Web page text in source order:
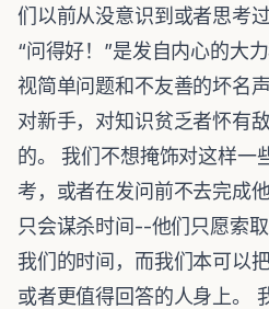
们以前从没意识到或者思考
“问得好！”是发自内心的大
视简单问题和不友善的坏名
对新手，对知识贫乏者怀有
的。 我们不想掩饰对这样一
考，或者在发问前不去完成
只会谋杀时间--他们只愿索
我们的时间，而我们本可以
或者更值得回答的人身上。